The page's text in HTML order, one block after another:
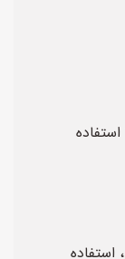
استفاده